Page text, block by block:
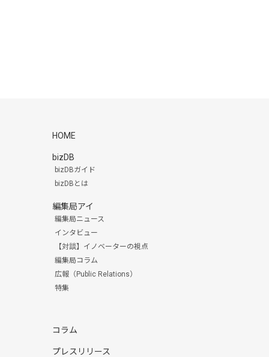
HOME
bizDB
bizDBガイド
bizDBとは
編集局アイ
編集局ニュース
インタビュー
【対談】イノベーターの視点
編集局コラム
広報（Public Relations）
特集
コラム
プレスリリース